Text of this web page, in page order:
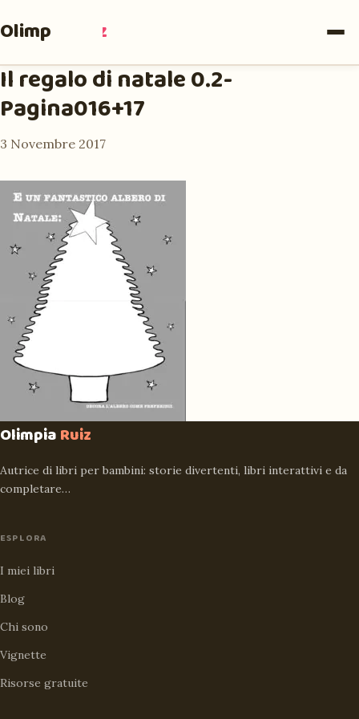
Olimpia Ruiz
Il regalo di natale 0.2-
Pagina016+17
3 Novembre 2017
OlimpiaRuiz
Autrice di libri per bambini: storie divertenti, libri interattivi e da
completare…
ESPLORA
I miei libri
Blog
Chi sono
Vignette
Risorse gratuite